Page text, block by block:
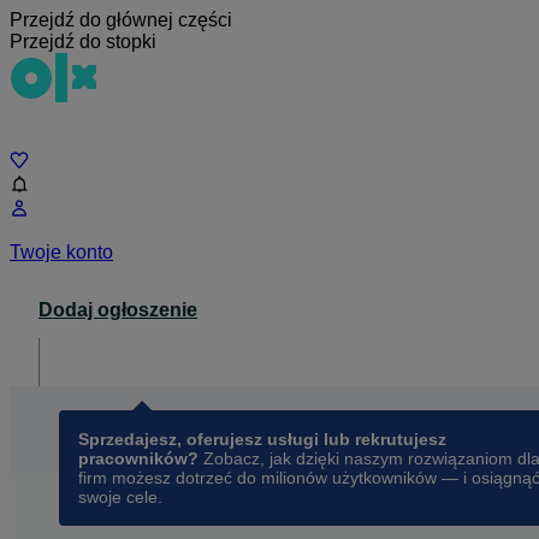
Przejdź do głównej części
Przejdź do stopki
Twoje konto
Dodaj ogłoszenie
Sprzedajesz, oferujesz usługi lub rekrutujesz
pracowników? Zobacz, jak dzięki naszym rozwiązaniom dla
firm możesz dotrzeć do milionów użytkowników — i osiągnąć
swoje cele.